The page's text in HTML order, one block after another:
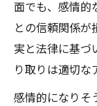
面でも、感情的
との信頼関係が
実と法律に基づ
り取りは適切な
感情的になりそ